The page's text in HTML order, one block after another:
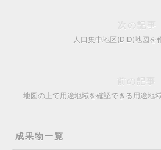
次の記事
人口集中地区(DID)地図を
前の記事
地図の上で用途地域を確認できる用途地
成果物一覧